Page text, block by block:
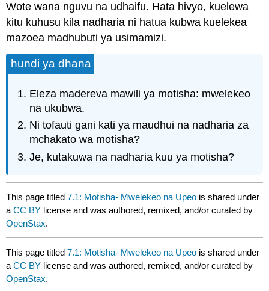
Wote wana nguvu na udhaifu. Hata hivyo, kuelewa
kitu kuhusu kila nadharia ni hatua kubwa kuelekea
mazoea madhubuti ya usimamizi.
hundi ya dhana
Eleza madereva mawili ya motisha: mwelekeo
na ukubwa.
Ni tofauti gani kati ya maudhui na nadharia za
mchakato wa motisha?
Je, kutakuwa na nadharia kuu ya motisha?
This page titled7.1: Motisha- Mwelekeo na Upeo is shared under
aCC BY license and was authored, remixed, and/or curated by
OpenStax.
This page titled7.1: Motisha- Mwelekeo na Upeo is shared under
aCC BY license and was authored, remixed, and/or curated by
OpenStax.